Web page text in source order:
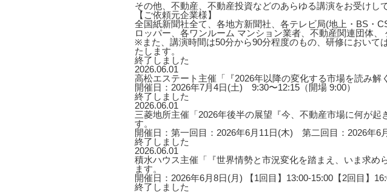
その他、不動産、不動産投資などのあらゆる講演をお受けし
【ご依頼元企業様】
全国紙新聞社全て、各地方新聞社、各テレビ局(地上・BS・
ロッパー、各ワンルーム マンション業者、不動産関連団体、
※また、講演時間は50分から90分程度のもの、研修におい
たします。
終了しました
2026.06.01
高松エステート主催「『2026年以降の変化する市場を読み解
開催日：2026年7月4日(土) 9:30〜12:15（開場 9:00）
終了しました
2026.06.01
三菱地所主催「2026年後半の展望『今、不動産市場に何が
す。
開催日：第一回目：2026年6月11日(木) 第二回目：2026年6
終了しました
2026.06.01
積水ハウス主催「『世界情勢と市況変化を踏まえ、いま求
ます。
開催日：2026年6月8日(月) 【1回目】13:00-15:00【2回目】
終了しました